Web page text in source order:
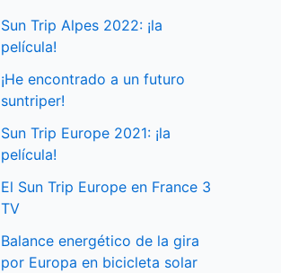
Sun Trip Alpes 2022: ¡la
película!
¡He encontrado a un futuro
suntriper!
Sun Trip Europe 2021: ¡la
película!
El Sun Trip Europe en France 3
TV
Balance energético de la gira
por Europa en bicicleta solar